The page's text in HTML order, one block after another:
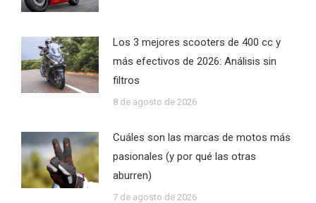
Los 3 mejores scooters de 400 cc y
más efectivos de 2026: Análisis sin
filtros
8 de agosto de 2026
Cuáles son las marcas de motos más
pasionales (y por qué las otras
aburren)
7 de agosto de 2026